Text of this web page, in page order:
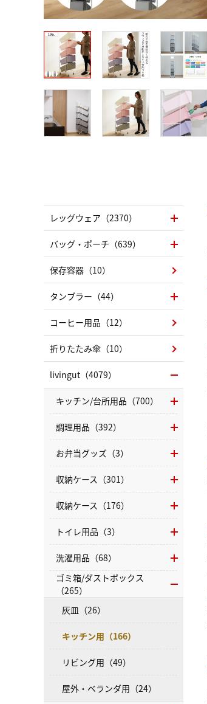
レッグウェア（2370）
バッグ・ポーチ（639）
保存容器（10）
タンブラー（44）
コーヒー用品（12）
折りたたみ傘（10）
livingut（4079）
キッチン/台所用品（700）
調理用品（392）
お弁当グッズ（3）
収納ケース（301）
収納ケース（176）
トイレ用品（3）
洗濯用品（68）
ゴミ箱/ダストボックス
（265）
灰皿（26）
キッチン用（166）
リビング用（49）
屋外・ベランダ用（24）